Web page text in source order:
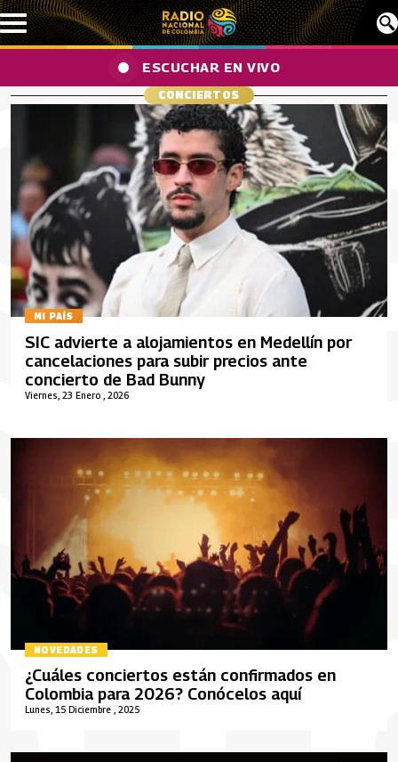
Pasar al contenido principal
ESCUCHAR EN VIVO
CONCIERTOS
MI PAÍS
Viernes, 23 Enero , 2026
SIC advierte a alojamientos en Medellín por
cancelaciones para subir precios ante
concierto de Bad Bunny
NOVEDADES
Lunes, 15 Diciembre , 2025
¿Cuáles conciertos están confirmados en
Colombia para 2026? Conócelos aquí